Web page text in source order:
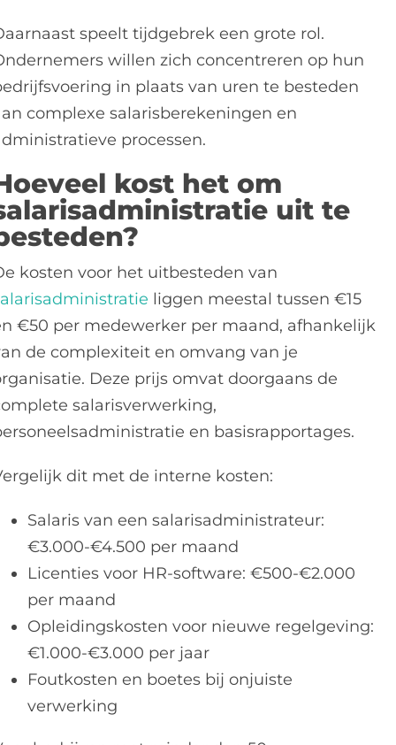
speelt tijdgebrek een grote rol.
willen zich concentreren op hun
in plaats van uren te besteden
complexe salarisberekeningen en
processen.
kost het om
uit te
kosten voor het uitbesteden van
liggen meestal tussen €15
€50 per medewerker per maand, afhankelijk
de complexiteit en omvang van je
Deze prijs omvat doorgaans de
salarisverwerking,
en basisrapportages.
dit met de interne kosten:
Salaris van een salarisadministrateur:
€3.000-€4.500 per maand
Licenties voor HR-software: €500-€2.000
per maand
Opleidingskosten voor nieuwe regelgeving:
€1.000-€3.000 per jaar
Foutkosten en boetes bij onjuiste
verwerking